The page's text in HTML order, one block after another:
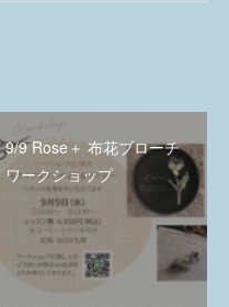
9/9 Rose＋ 布花ブローチ
ワークショップ